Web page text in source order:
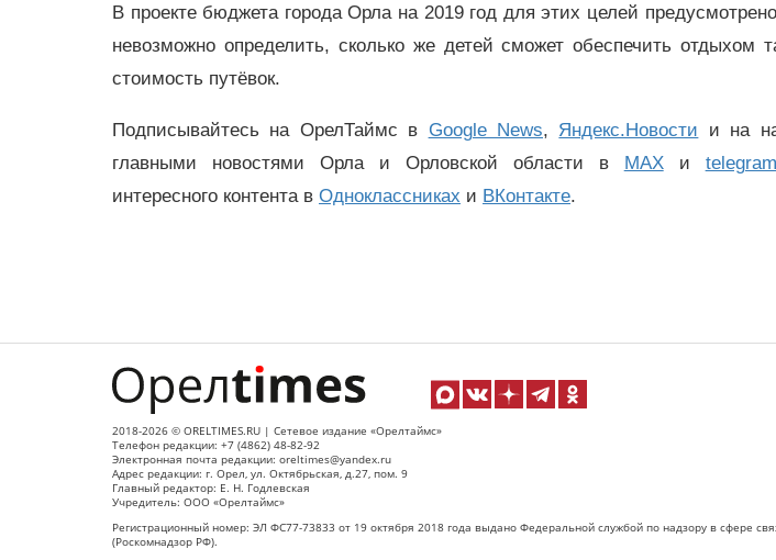
В проекте бюджета города Орла на 2019 год для этих целей
невозможно определить, сколько же детей сможет обеспечить отдыхом
стоимость путёвок.
Подписывайтесь на ОрелТаймс в Google News, Яндекс.Новости и на
главными новостями Орла и Орловской области в MAXи
интересного контента в Одноклассниках и ВКонтакте.
2018-2026 © ORELTIMES.RU | Сетевое издание «Орелтаймс»
Телефон редакции: +7 (4862) 48-82-92
Электронная почта редакции: oreltimes@yandex.ru
Адрес редакции: г. Орел, ул. Октябрьская, д.27, пом. 9
Главный редактор: Е. Н. Годлевская
Учредитель: ООО «Орелтаймс»
Регистрационный номер: ЭЛ ФС77-73833 от 19 октября 2018 года выдано Федеральной службой по надзору в сфере
(Роскомнадзор РФ).